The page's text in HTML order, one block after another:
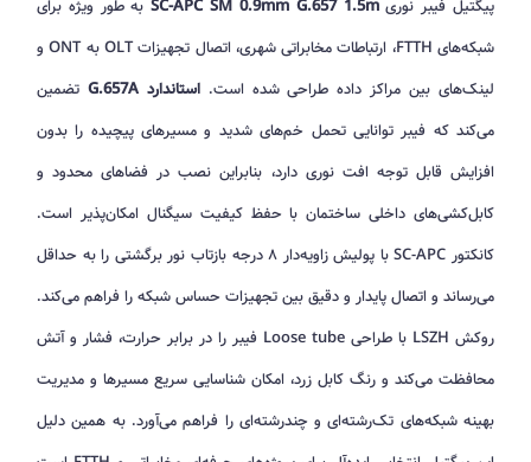
پیگتیل فیبر نوریSC-APC SM 0.9mm G.657 1.5mبه طور ویژه برای
شبکه‌های FTTH، ارتباطات مخابراتی شهری، اتصال تجهیزات OLT به ONT و
لینک‌های بین مراکز داده طراحی شده است. استاندارد G.657A
تضمین
می‌کند که فیبر توانایی تحمل خم‌های شدید و مسیرهای پیچیده را بدون
افزایش قابل توجه افت نوری دارد، بنابراین نصب در فضاهای محدود و
کابل‌کشی‌های داخلی ساختمان با حفظ کیفیت سیگنال امکان‌پذیر است.
کانکتور SC-APC با پولیش زاویه‌دار ۸ درجه بازتاب نور برگشتی را به حداقل
می‌رساند و اتصال پایدار و دقیق بین تجهیزات حساس شبکه را فراهم می‌کند.
روکش LSZH با طراحی Loose tube فیبر را در برابر حرارت، فشار و آتش
محافظت می‌کند و رنگ کابل زرد، امکان شناسایی سریع مسیرها و مدیریت
بهینه شبکه‌های تک‌رشته‌ای و چندرشته‌ای را فراهم می‌آورد. به همین دلیل